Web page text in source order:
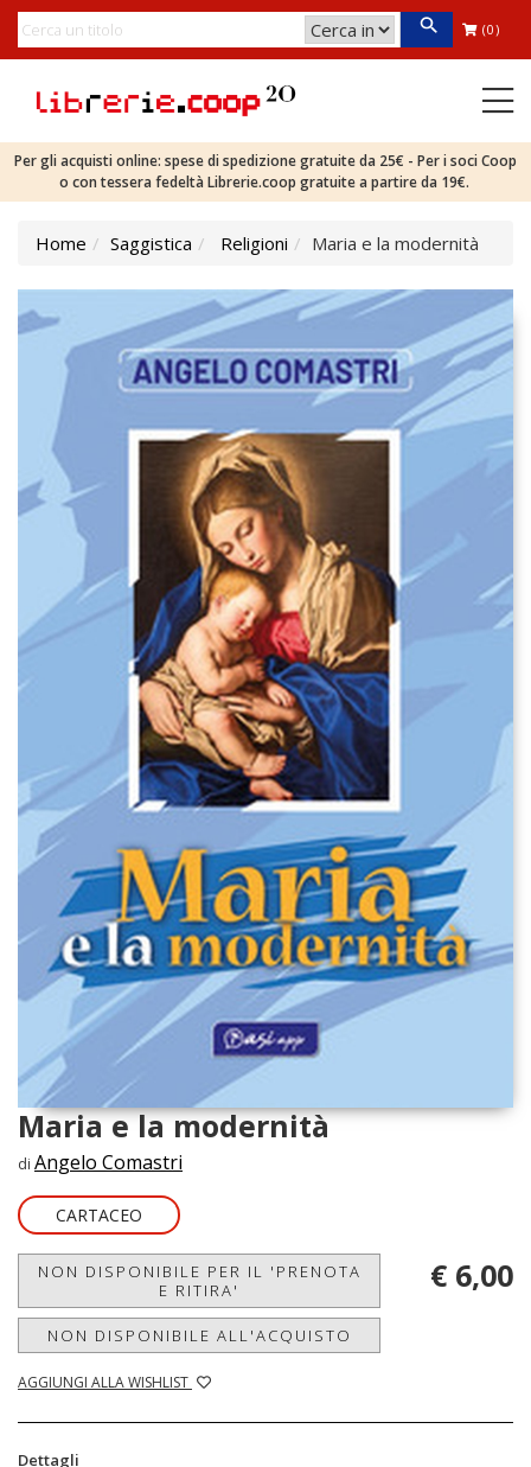
(0)
Per gli acquisti online: spese di spedizione gratuite da 25€ - Per i soci Coop
o con tessera fedeltà Librerie.coop gratuite a partire da 19€.
Home Saggistica Religioni Maria e la modernità
Maria e la modernità
di Angelo Comastri
CARTACEO
NON DISPONIBILE PER IL 'PRENOTA
E RITIRA'
NON DISPONIBILE ALL'ACQUISTO
AGGIUNGI ALLA WISHLIST
€ 6,00
Dettagli